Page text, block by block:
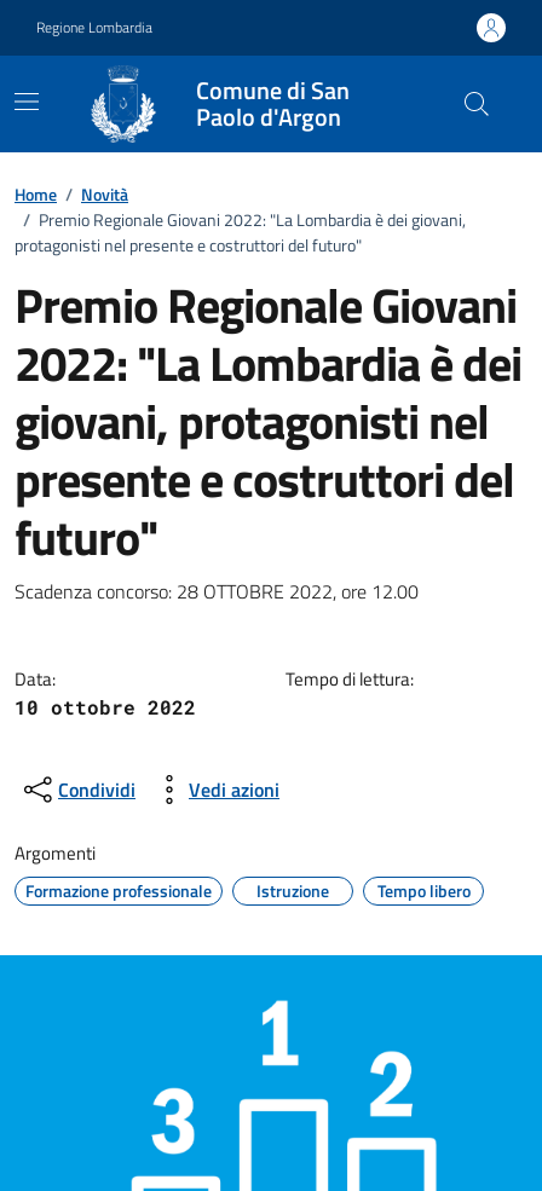
Regione Lombardia
Comune di San
Paolo d'Argon
Home / Novità
/ Premio Regionale Giovani 2022: "La Lombardia è dei giovani,
protagonisti nel presente e costruttori del futuro"
Premio Regionale Giovani
2022: "La Lombardia è dei
giovani, protagonisti nel
presente e costruttori del
futuro"
Dettagli della notizia
Scadenza concorso: 28 OTTOBRE 2022, ore 12.00
Data:
10 ottobre 2022
Tempo di lettura:
Condividi Vedi azioni
Argomenti
Formazione professionale Istruzione Tempo libero